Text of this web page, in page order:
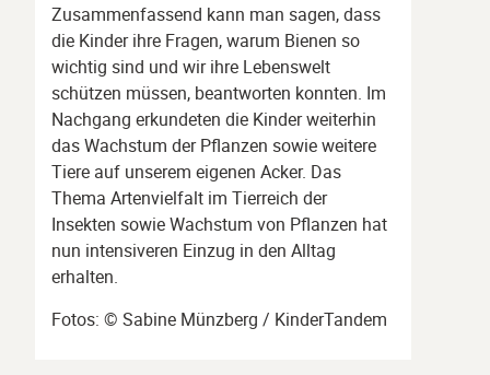
Zusammenfassend kann man sagen, dass
die Kinder ihre Fragen, warum Bienen so
wichtig sind und wir ihre Lebenswelt
schützen müssen, beantworten konnten. Im
Nachgang erkundeten die Kinder weiterhin
das Wachstum der Pflanzen sowie weitere
Tiere auf unserem eigenen Acker. Das
Thema Artenvielfalt im Tierreich der
Insekten sowie Wachstum von Pflanzen hat
nun intensiveren Einzug in den Alltag
erhalten.
Fotos: © Sabine Münzberg / KinderTandem